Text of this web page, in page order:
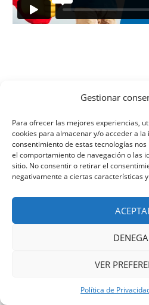
Gestionar
Para ofrecer las mejores experiencias,
cookies para almacenar y/o acceder a
consentimiento de estas tecnologías
el comportamiento de navegación o las
sitio. No consentir o retirar el
negativamente a ciertas características
VER
Política de